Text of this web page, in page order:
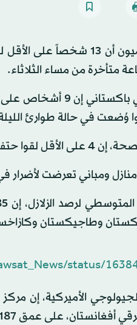
وُضعت في حالة طوارئ
50 في أفغانستان.
ومباني تعرضت لأضرار
وطاجيكستان
status/
الأميركية، إن
على عمق 187 كيلومتراً.